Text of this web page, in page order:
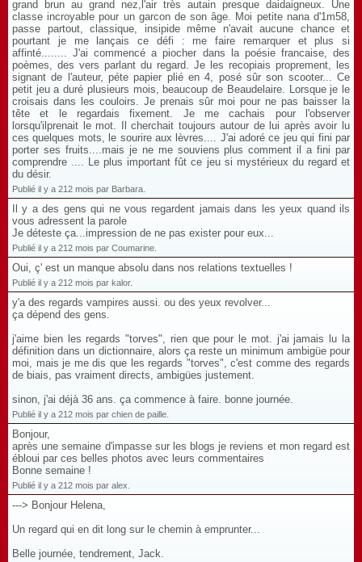
grand brun au grand nez,l'air très autain presque daidaigneux. Une
classe incroyable pour un garcon de son âge. Moi petite nana d'1m58,
passe partout, classique, insipide même n'avait aucune chance et
pourtant je me lançais ce défi : me faire remarquer et plus si
affinté........ J'ai commencé a piocher dans la poésie francaise, des
poèmes, des vers parlant du regard. Je les recopiais proprement, les
signant de l'auteur, péte papier plié en 4, posé sûr son scooter... Ce
petit jeu a duré plusieurs mois, beaucoup de Beaudelaire. Lorsque je le
croisais dans les couloirs. Je prenais sûr moi pour ne pas baisser la
tête et le regardais fixement. Je me cachais pour l'observer
lorsqu'ilprenait le mot. Il cherchait toujours autour de lui après avoir lu
ces quelques mots, le sourire aux lèvres.... J'ai adoré ce jeu qui fini par
porter ses fruits....mais je ne me souviens plus comment il a fini par
comprendre .... Le plus important fût ce jeu si mystérieux du regard et
du désir.
Publié il y a 212 mois par Barbara.
Il y a des gens qui ne vous regardent jamais dans les yeux quand ils
vous adressent la parole
Je déteste ça...impression de ne pas exister pour eux...
Publié il y a 212 mois par Coumarine.
Oui, ç' est un manque absolu dans nos relations textuelles !
Publié il y a 212 mois par kalor.
y'a des regards vampires aussi. ou des yeux revolver...
ça dépend des gens.
j'aime bien les regards "torves", rien que pour le mot. j'ai jamais lu la
définition dans un dictionnaire, alors ça reste un minimum ambigüe pour
moi, mais je me dis que les regards "torves", c'est comme des regards
de biais, pas vraiment directs, ambigües justement.
sinon, j'ai déjà 36 ans. ça commence à faire. bonne journée.
Publié il y a 212 mois par chien de paille.
Bonjour,
après une semaine d'impasse sur les blogs je reviens et mon regard est
ébloui par ces belles photos avec leurs commentaires
Bonne semaine !
Publié il y a 212 mois par alex.
---> Bonjour Helena,
Un regard qui en dit long sur le chemin à emprunter...
Belle journée, tendrement, Jack.